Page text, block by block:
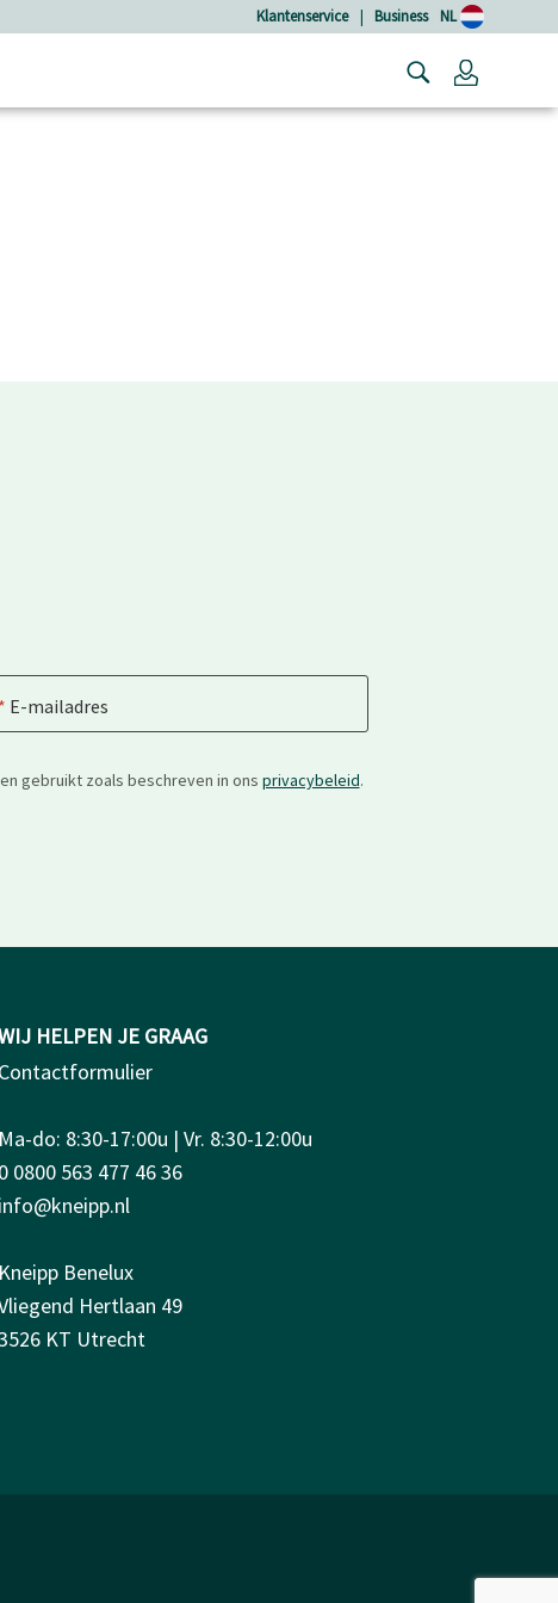
Klantenservice | Business NL
E-mailadres
gebruikt zoals beschreven in ons privacybeleid.
HELPEN JE GRAAG
Contactformulier
Ma-do: 8:30-17:00u | Vr. 8:30-12:00u
0 0800 563 477 46 36
info@kneipp.nl
Kneipp Benelux
Hertlaan 49
KT Utrecht